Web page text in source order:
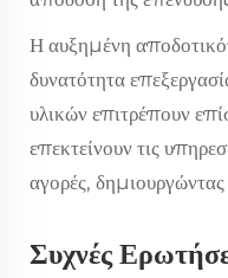
Η αυξημένη
δυνατότητα
υλικών επιτρέπουν
επεκτείνουν τις
αγορές,
Συχνές